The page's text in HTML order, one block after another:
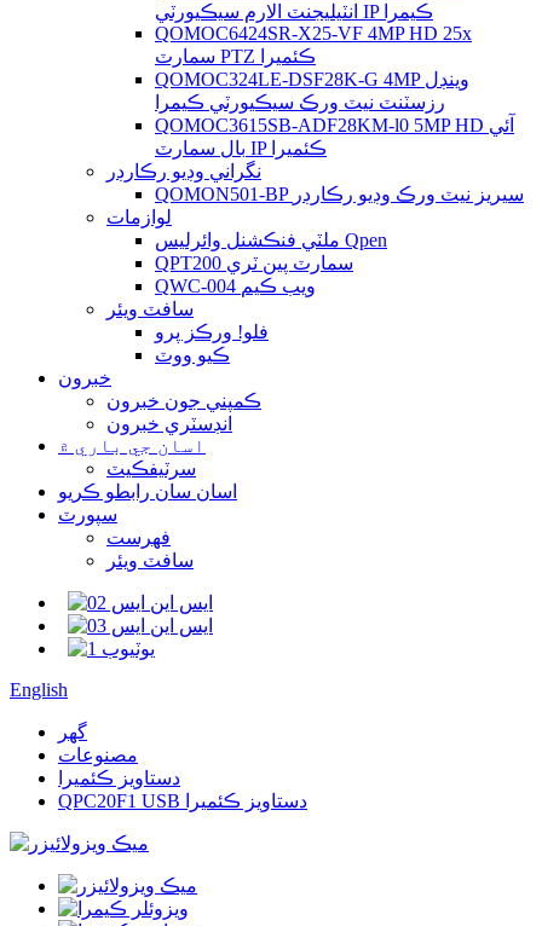
انٽيليجنٽ الارم سيڪيورٽي IP ڪيمرا
QOMOC6424SR-X25-VF 4MP HD 25x
سمارٽ PTZ ڪئميرا
QOMOC324LE-DSF28K-G 4MP وينڊل
رزسٽنٽ نيٽ ورڪ سيڪيورٽي ڪيمرا
QOMOC3615SB-ADF28KM-l0 5MP HD آئي
بال سمارٽ IP ڪئميرا
نگراني وڊيو رڪارڊر
QOMON501-BP سيريز نيٽ ورڪ وڊيو رڪارڊر
لوازمات
ملٽي فنڪشنل وائرليس Qpen
QPT200 سمارٽ پين ٽري
QWC-004 ويب ڪيم
سافٽ ويئر
فلو! ورڪز پرو
ڪيو ووٽ
خبرون
ڪمپني جون خبرون
انڊسٽري خبرون
اسان جي باري ۾
سرٽيفڪيٽ
اسان سان رابطو ڪريو
سپورٽ
فهرست
سافٽ ويئر
English
گھر
مصنوعات
دستاويز ڪئميرا
QPC20F1 USB دستاويز ڪئميرا